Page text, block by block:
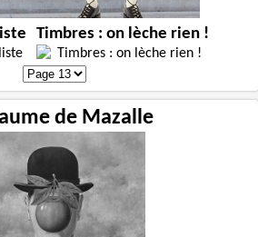
Timbres : on lèche rien !
de Mazalle